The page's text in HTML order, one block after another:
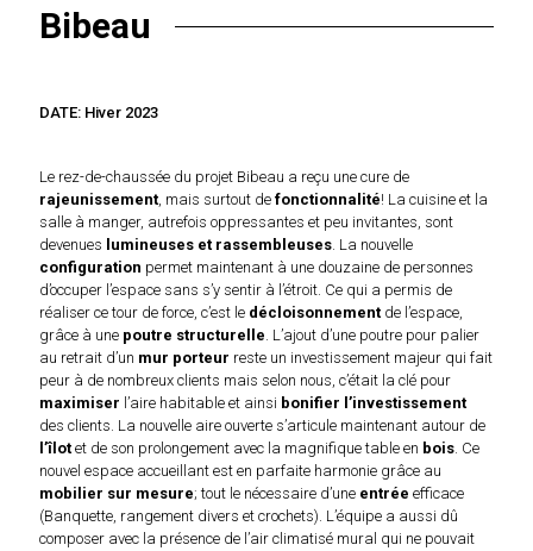
Bibeau
DATE: Hiver 2023
Le rez-de-chaussée du projet Bibeau a reçu une cure de
rajeunissement, mais surtout de fonctionnalité! La cuisine et la
salle à manger, autrefois oppressantes et peu invitantes, sont
devenues lumineuses et rassembleuses. La nouvelle
configuration permet maintenant à une douzaine de personnes
d’occuper l’espace sans s’y sentir à l’étroit. Ce qui a permis de
réaliser ce tour de force, c’est le décloisonnement de l’espace,
grâce à une poutre structurelle. L’ajout d’une poutre pour palier
au retrait d’un mur porteur reste un investissement majeur qui fait
peur à de nombreux clients mais selon nous, c’était la clé pour
maximiser l’aire habitable et ainsi bonifier l’investissement
des clients. La nouvelle aire ouverte s’articule maintenant autour de
l’îlot et de son prolongement avec la magnifique table en bois. Ce
nouvel espace accueillant est en parfaite harmonie grâce au
mobilier sur mesure; tout le nécessaire d’une entrée efficace
(Banquette, rangement divers et crochets). L’équipe a aussi dû
composer avec la présence de l’air climatisé mural qui ne pouvait